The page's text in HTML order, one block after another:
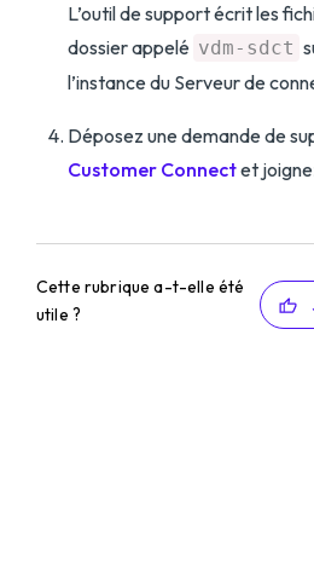
L’outil de support écrit les
dossier appelé vdm-sdct
l’instance du Serveur de
Déposez une demande de
Customer Connectet
Cette rubrique a-t-elle été
utile ?